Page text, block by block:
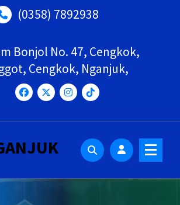
(0358) 7892938
Bonjol No. 47, Cengkok,
Cengkok, Nganjuk,